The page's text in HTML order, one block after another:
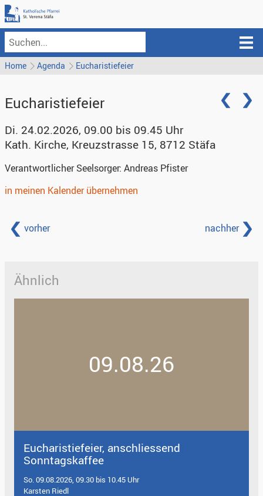
Home Agenda Eucharistiefeier
Eucharistiefeier
Di. 24.02.2026, 09.00 bis 09.45 Uhr
Kath. Kirche, Kreuzstrasse 15, 8712 Stäfa
Verantwortlicher Seelsorger: Andreas Pfister
in meinen Kalender übernehmen
vorher nachher
Ähnlich
09.08.26
Eucharistiefeier, anschliessend
Sonntagskaffee
So. 09.08.2026, 09.30 bis 10.45 Uhr
Karsten Riedl